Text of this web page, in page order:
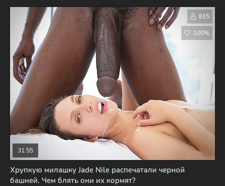
Хрупкую милашку Jade Nile распечатали черной
башней. Чем блять они их кормят?
31:55
815
100%